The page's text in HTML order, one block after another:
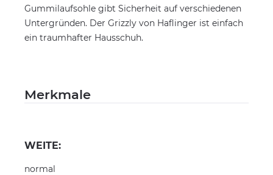
Gummilaufsohle gibt Sicherheit auf verschiedenen
Untergründen. Der Grizzly von Haflinger ist einfach
ein traumhafter Hausschuh.
Merkmale
WEITE:
normal